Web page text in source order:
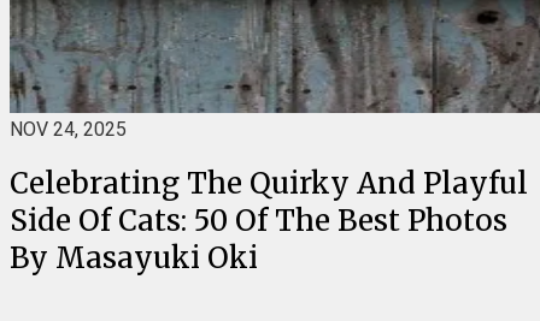
NOV 24, 2025
Celebrating The Quirky And Playful
Side Of Cats: 50 Of The Best Photos
By Masayuki Oki